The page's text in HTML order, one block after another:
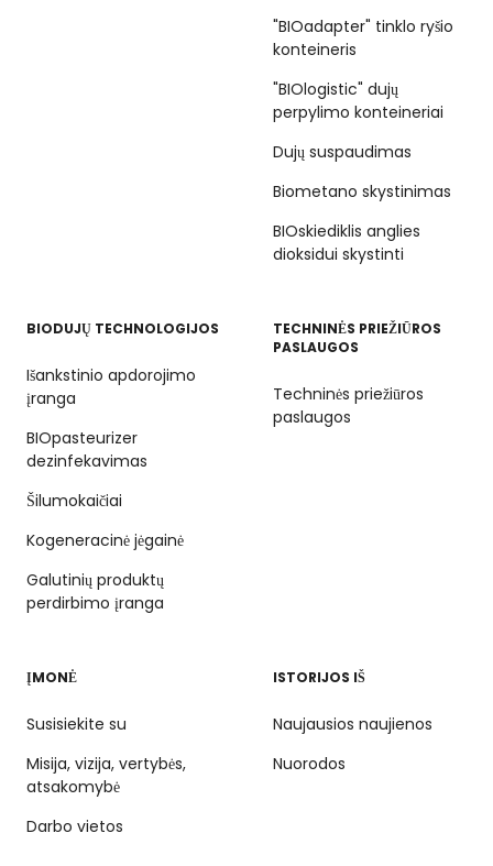
"BIOadapter" tinklo ryšio
konteineris
"BIOlogistic" dujų
perpylimo konteineriai
Dujų suspaudimas
Biometano skystinimas
BIOskiediklis anglies
dioksidui skystinti
BIODUJŲ TECHNOLOGIJOS
Išankstinio apdorojimo
įranga
BIOpasteurizer
dezinfekavimas
Šilumokaičiai
Kogeneracinė jėgainė
Galutinių produktų
perdirbimo įranga
TECHNINĖS PRIEŽIŪROS
PASLAUGOS
Techninės priežiūros
paslaugos
ĮMONĖ
Susisiekite su
Misija, vizija, vertybės,
atsakomybė
Darbo vietos
ISTORIJOS IŠ
Naujausios naujienos
Nuorodos